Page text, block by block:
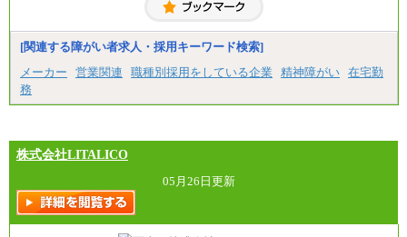
＜募集各社・全職種共通＞
月給21万円以上～
※試用期間中の給与に変更はありません。
ます。
[関連する障がい者求人・採用キーワード検索]
メーカー
営業関連 職種別採用をしている企業 精神障がい 在宅勤
務
株式会社LITALICO
05月26日更新